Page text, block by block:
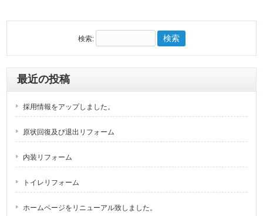
検索:
最近の投稿
採用情報をアップしました。
原状回復及び退出リフォーム
内装リフォーム
トイレリフォーム
ホームページをリニューアル致しました。